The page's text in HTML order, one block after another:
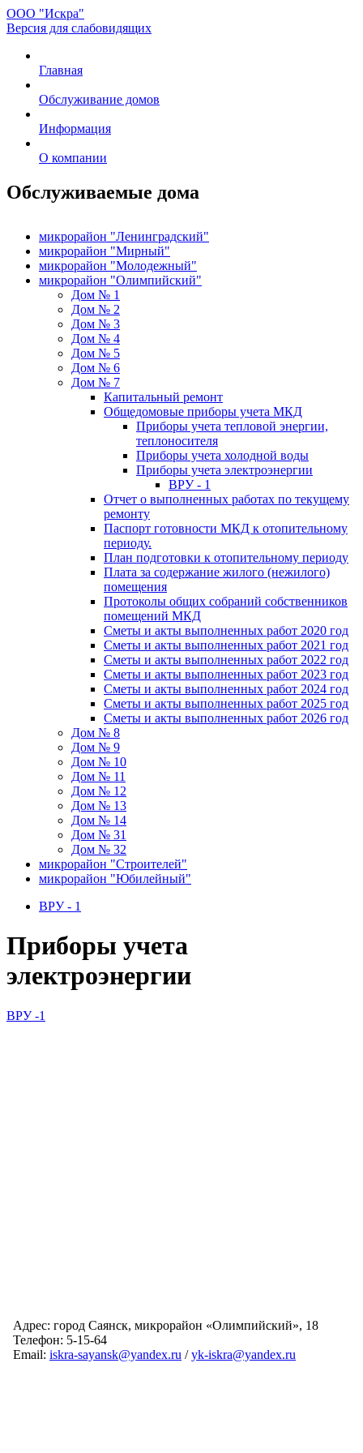
ООО "Искра"
Версия для слабовидящих
Главная
Обслуживание домов
Информация
О компании
Обслуживаемые дома
микрорайон "Ленинградский"
микрорайон "Мирный"
микрорайон "Молодежный"
микрорайон "Олимпийский"
Дом № 1
Дом № 2
Дом № 3
Дом № 4
Дом № 5
Дом № 6
Дом № 7
Капитальный ремонт
Общедомовые приборы учета МКД
Приборы учета тепловой энергии,
теплоносителя
Приборы учета холодной воды
Приборы учета электроэнергии
ВРУ - 1
Отчет о выполненных работах по текущему
ремонту
Паспорт готовности МКД к отопительному
периоду.
План подготовки к отопительному периоду
Плата за содержание жилого (нежилого)
помещения
Протоколы общих собраний собственников
помещений МКД
Сметы и акты выполненных работ 2020 год
Сметы и акты выполненных работ 2021 год
Сметы и акты выполненных работ 2022 год
Сметы и акты выполненных работ 2023 год
Сметы и акты выполненных работ 2024 год
Сметы и акты выполненных работ 2025 год
Сметы и акты выполненных работ 2026 год
Дом № 8
Дом № 9
Дом № 10
Дом № 11
Дом № 12
Дом № 13
Дом № 14
Дом № 31
Дом № 32
микрорайон "Строителей"
микрорайон "Юбилейный"
ВРУ - 1
Приборы учета
электроэнергии
ВРУ -1
Адрес: город Саянск, микрорайон «Олимпийский», 18
Телефон: 5-15-64
Email: iskra-sayansk@yandex.ru /yk-iskra@yandex.ru